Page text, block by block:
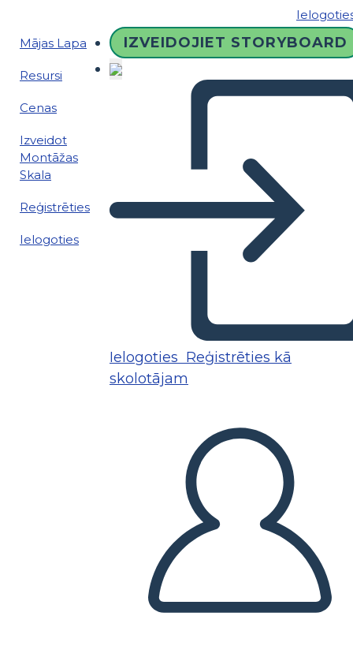
Mājas Lapa
Resursi
Cenas
Izveidot
Montāžas
Skala
Reģistrēties
Ielogoties
IZVEIDOJIET STORYBOARD
Ielogoties Reģistrēties kā
skolotājam